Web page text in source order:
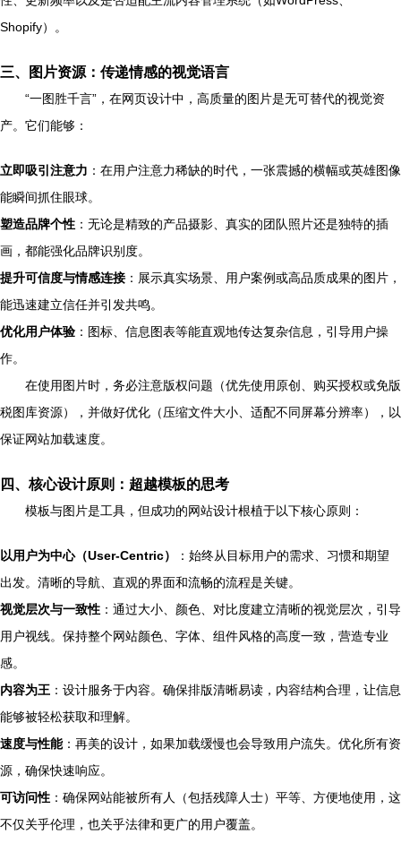
Shopify）。
三、图片资源：传递情感的视觉语言
“一图胜千言”，在网页设计中，高质量的图片是无可替代的视觉资
产。它们能够：
立即吸引注意力 ：在用户注意力稀缺的时代，一张震撼的横幅或英雄图像
能瞬间抓住眼球。
塑造品牌个性 ：无论是精致的产品摄影、真实的团队照片还是独特的插
画，都能强化品牌识别度。
提升可信度与情感连接 ：展示真实场景、用户案例或高品质成果的图片，
能迅速建立信任并引发共鸣。
优化用户体验 ：图标、信息图表等能直观地传达复杂信息，引导用户操
作。
在使用图片时，务必注意版权问题（优先使用原创、购买授权或免版
税图库资源），并做好优化（压缩文件大小、适配不同屏幕分辨率），以
保证网站加载速度。
四、核心设计原则：超越模板的思考
模板与图片是工具，但成功的网站设计根植于以下核心原则：
以用户为中心（User-Centric）
：始终从目标用户的需求、习惯和期望
出发。清晰的导航、直观的界面和流畅的流程是关键。
视觉层次与一致性 ：通过大小、颜色、对比度建立清晰的视觉层次，引导
用户视线。保持整个网站颜色、字体、组件风格的高度一致，营造专业
感。
内容为王 ：设计服务于内容。确保排版清晰易读，内容结构合理，让信息
能够被轻松获取和理解。
速度与性能：再美的设计，如果加载缓慢也会导致用户流失。优化所有资
源，确保快速响应。
可访问性 ：确保网站能被所有人（包括残障人士）平等、方便地使用，这
不仅关乎伦理，也关乎法律和更广的用户覆盖。